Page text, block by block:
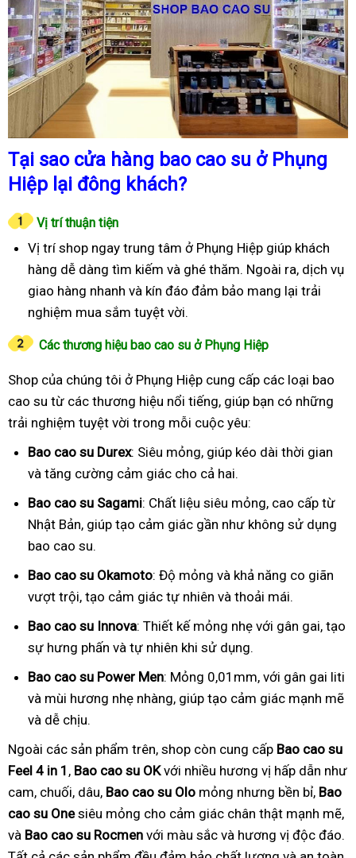
Tại sao cửa hàng bao cao su ở Phụng
Hiệp lại đông khách?
Vị trí thuận tiện
Vị trí shop ngay trung tâm ở Phụng Hiệp giúp khách
hàng dễ dàng tìm kiếm và ghé thăm. Ngoài ra, dịch vụ
giao hàng nhanh và kín đáo đảm bảo mang lại trải
nghiệm mua sắm tuyệt vời.
Các thương hiệu bao cao su ở Phụng Hiệp
Shop của chúng tôi ở Phụng Hiệp cung cấp các loại bao
cao su từ các thương hiệu nổi tiếng, giúp bạn có những
trải nghiệm tuyệt vời trong mỗi cuộc yêu:
Bao cao su Durex: Siêu mỏng, giúp kéo dài thời gian
và tăng cường cảm giác cho cả hai.
Bao cao su Sagami: Chất liệu siêu mỏng, cao cấp từ
Nhật Bản, giúp tạo cảm giác gần như không sử dụng
bao cao su.
Bao cao su Okamoto: Độ mỏng và khả năng co giãn
vượt trội, tạo cảm giác tự nhiên và thoải mái.
Bao cao su Innova: Thiết kế mỏng nhẹ với gân gai, tạo
sự hưng phấn và tự nhiên khi sử dụng.
Bao cao su Power Men: Mỏng 0,01mm, với gân gai liti
và mùi hương nhẹ nhàng, giúp tạo cảm giác mạnh mẽ
và dễ chịu.
Ngoài các sản phẩm trên, shop còn cung cấp Bao cao su
Feel 4 in 1 , Bao cao su OKvới nhiều hương vị hấp dẫn như
cam, chuối, dâu, Bao cao su Olo mỏng nhưng bền bỉ, Bao
cao su Onesiêu mỏng cho cảm giác chân thật mạnh mẽ,
và Bao cao su Rocmen với màu sắc và hương vị độc đáo.